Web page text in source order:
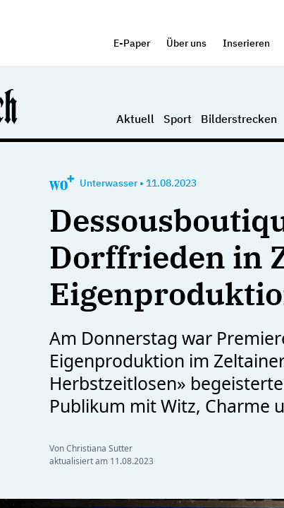
E-Paper Über uns Inserieren
Aktuell Sport Bilderstrecken
Unterwasser • 11.08.2023
Dorffrieden in
Am Donnerstag war
Eigenproduktion im
Herbstzeitlosen»
Publikum mit Witz, Charme
Von Christiana Sutter
aktualisiert am 11.08.2023